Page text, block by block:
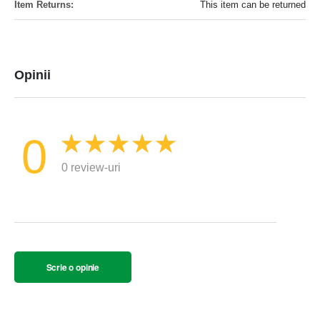
This item can be returned
Opinii
0 0 review-uri
Scrie o opinie